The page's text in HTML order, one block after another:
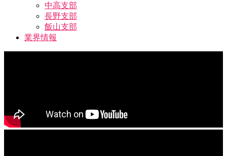
中高支部
長野支部
飯山支部
業界情報